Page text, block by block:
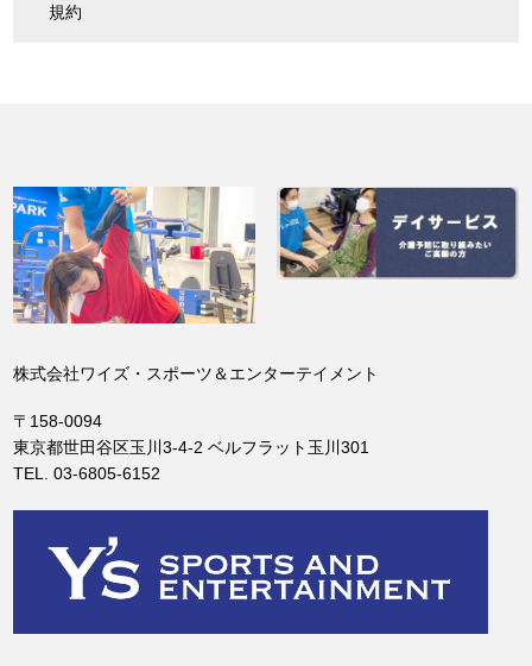
規約
株式会社ワイズ・スポーツ＆エンターテイメント
〒158-0094
東京都世田谷区玉川3-4-2 ベルフラット玉川301
TEL. 03-6805-6152